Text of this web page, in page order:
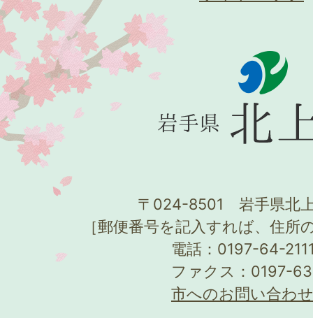
〒024-8501 岩手県北
［郵便番号を記入すれば、住所
電話：0197-64-
ファクス：0197-
市へのお問い合わ